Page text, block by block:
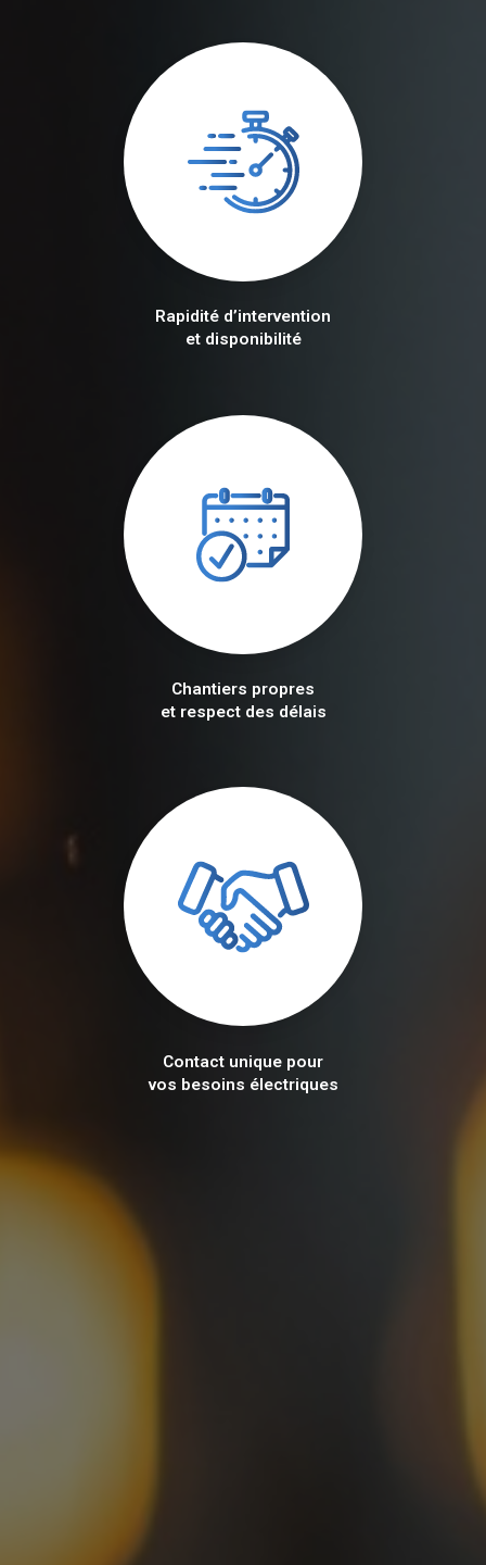
Rapidité d’intervention
et disponibilité
Chantiers propres
et respect des délais
Contact unique pour
vos besoins électriques